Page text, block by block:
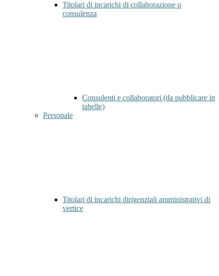
Titolari di incarichi di collaborazione o
consulenza
Consulenti e collaboratori (da pubblicare in
tabelle)
Personale
Titolari di incarichi dirigenziali amministrativi di
vertice